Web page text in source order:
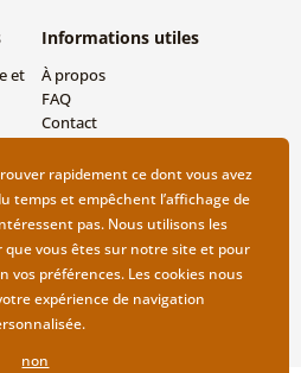
et
Informations utiles
À propos
FAQ
Contact
rapidement ce dont vous avez
temps et empêchent l’affichage de
pas. Nous utilisons les
vous êtes sur notre site et pour
vos préférences. Les cookies nous
expérience de navigation
non